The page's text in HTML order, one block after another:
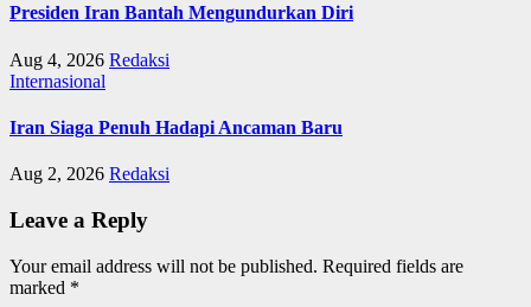
Presiden Iran Bantah Mengundurkan Diri
Aug 4, 2026 Redaksi
Internasional
Iran Siaga Penuh Hadapi Ancaman Baru
Aug 2, 2026 Redaksi
Leave a Reply
Your email address will not be published. Required fields are
marked *